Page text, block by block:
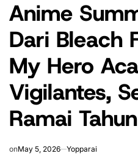
IN
Anime
Dari Bleach
My Hero
Vigilantes,
Ramai
onMay 5, 2026 Yopparai